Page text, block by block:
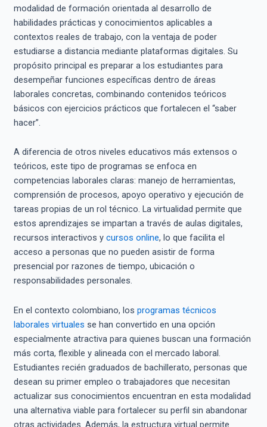
modalidad de formación orientada al desarrollo de
habilidades prácticas y conocimientos aplicables a
contextos reales de trabajo, con la ventaja de poder
estudiarse a distancia mediante plataformas digitales. Su
propósito principal es preparar a los estudiantes para
desempeñar funciones específicas dentro de áreas
laborales concretas, combinando contenidos teóricos
básicos con ejercicios prácticos que fortalecen el “saber
hacer”.
A diferencia de otros niveles educativos más extensos o
teóricos, este tipo de programas se enfoca en
competencias laborales claras: manejo de herramientas,
comprensión de procesos, apoyo operativo y ejecución de
tareas propias de un rol técnico. La virtualidad permite que
estos aprendizajes se impartan a través de aulas digitales,
recursos interactivos y cursos online, lo que facilita el
acceso a personas que no pueden asistir de forma
presencial por razones de tiempo, ubicación o
responsabilidades personales.
En el contexto colombiano, los programas técnicos
laborales virtuales se han convertido en una opción
especialmente atractiva para quienes buscan una formación
más corta, flexible y alineada con el mercado laboral.
Estudiantes recién graduados de bachillerato, personas que
desean su primer empleo o trabajadores que necesitan
actualizar sus conocimientos encuentran en esta modalidad
una alternativa viable para fortalecer su perfil sin abandonar
otras actividades. Además, la estructura virtual permite